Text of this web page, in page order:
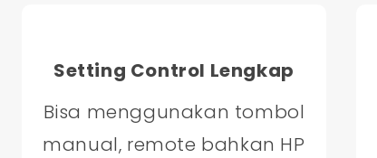
Setting Control Lengkap
Bisa menggunakan tombol
manual, remote bahkan HP